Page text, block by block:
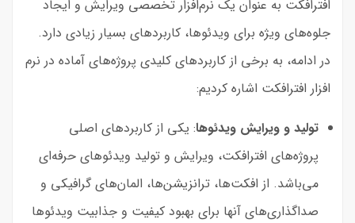
افترافکت به عنوان یک نرم‌افزار تخصصی ویرایش و ایجاد
جلوه‌های ویژه برای ویدئوها، کاربردهای بسیار زیادی دارد.
در ادامه، به برخی از کاربردهای کلیدی پروژه‌های آماده در نرم
افزار افترافکت اشاره کردیم:
تولید و ویرایش ویدئوها: یکی از کاربردهای اصلی
پروژه‌های افترافکت، ویرایش و تولید ویدئوهای حرفه‌ای
می‌باشد. از افکت‌ها، ترانزیشن‌ها، المان‌های گرافیکی و
صداگذاری‌های آنها برای بهبود کیفیت و جذابیت ویدئوها